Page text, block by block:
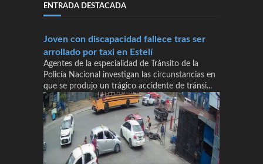
ENTRADA DESTACADA
Joven con discapacidad fallece tras ser
arrollado por taxi en Estelí
Agentes de la especialidad de Tránsito de la
Policía Nacional investigan las circunstancias en
que se produjo un trágico accidente de tránsi...